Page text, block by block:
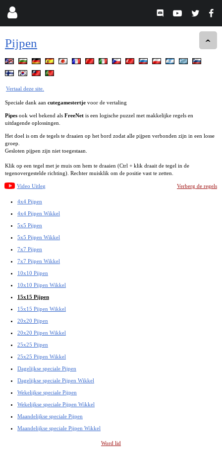
Pijpen
Vertaal deze site.
Speciale dank aan cutegamestertje voor de vertaling
Pipes ook wel bekend als FreeNet is een logische puzzel met makkelijke regels en
uitdagende oplossingen.
Het doel is om de tegels te draaien op het bord zodat alle pijpen verbonden zijn in een losse
groep.
Gesloten pijpen zijn niet toegestaan.
Klik op een tegel met je muis om hem te draaien (Ctrl + klik draait de tegel in de
tegenovergestelde richting). Rechter muisklik om de positie vast te zetten.
Video Uitleg Verberg de regels
4x4 Pijpen
4x4 Pijpen Wikkel
5x5 Pijpen
5x5 Pijpen Wikkel
7x7 Pijpen
7x7 Pijpen Wikkel
10x10 Pijpen
10x10 Pijpen Wikkel
15x15 Pijpen
15x15 Pijpen Wikkel
20x20 Pijpen
20x20 Pijpen Wikkel
25x25 Pijpen
25x25 Pijpen Wikkel
Dagelijkse speciale Pijpen
Dagelijkse speciale Pijpen Wikkel
Wekelijkse speciale Pijpen
Wekelijkse speciale Pijpen Wikkel
Maandelijkse speciale Pijpen
Maandelijkse speciale Pijpen Wikkel
Word lid